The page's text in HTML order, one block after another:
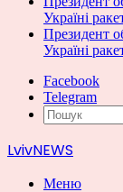
Україні
Президент
Україні
Facebook
Telegram
LvivNEWS
Меню